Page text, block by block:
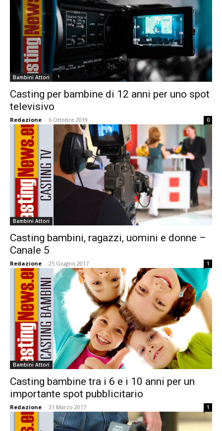
Bambini Attori
Casting per bambine di 12 anni per uno spot
televisivo
Redazione - 6 Ottobre 2019 0
Bambini Attori
Casting bambini, ragazzi, uomini e donne –
Canale 5
Redazione - 25 Giugno 2017 1
Bambini Attori
Casting bambine tra i 6 e i 10 anni per un
importante spot pubblicitario
Redazione - 31 Marzo 2017 1